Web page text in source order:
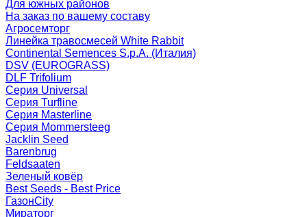
Для южных районов
На заказ по вашему составу
Агросемторг
Линейка травосмесей White Rabbit
Continental Semences S.p.A. (Италия)
DSV (EUROGRASS)
DLF Trifolium
Серия Universal
Серия Turfline
Серия Masterline
Серия Mommersteeg
Jacklin Seed
Barenbrug
Feldsaaten
Зеленый ковёр
Best Seeds - Best Price
ГазонCity
Мираторг